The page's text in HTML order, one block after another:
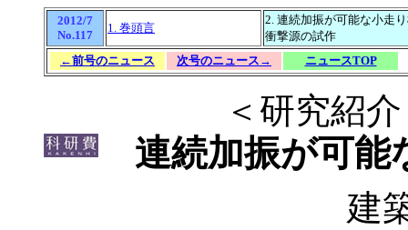
2012/7
No.117
1. 巻頭言
2. 連続加振が可能な小走
衝撃源の試作
←前号のニュース
次号のニュース→ ニュースTOP
＜研究紹介
連続加振が可能
建